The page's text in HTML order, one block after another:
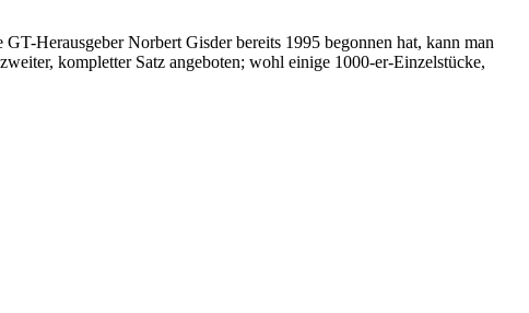
Herausgeber Norbert Gisder bereits 1995 begonnen hat, kann man
kompletter Satz angeboten; wohl einige 1000-er-Einzelstücke,